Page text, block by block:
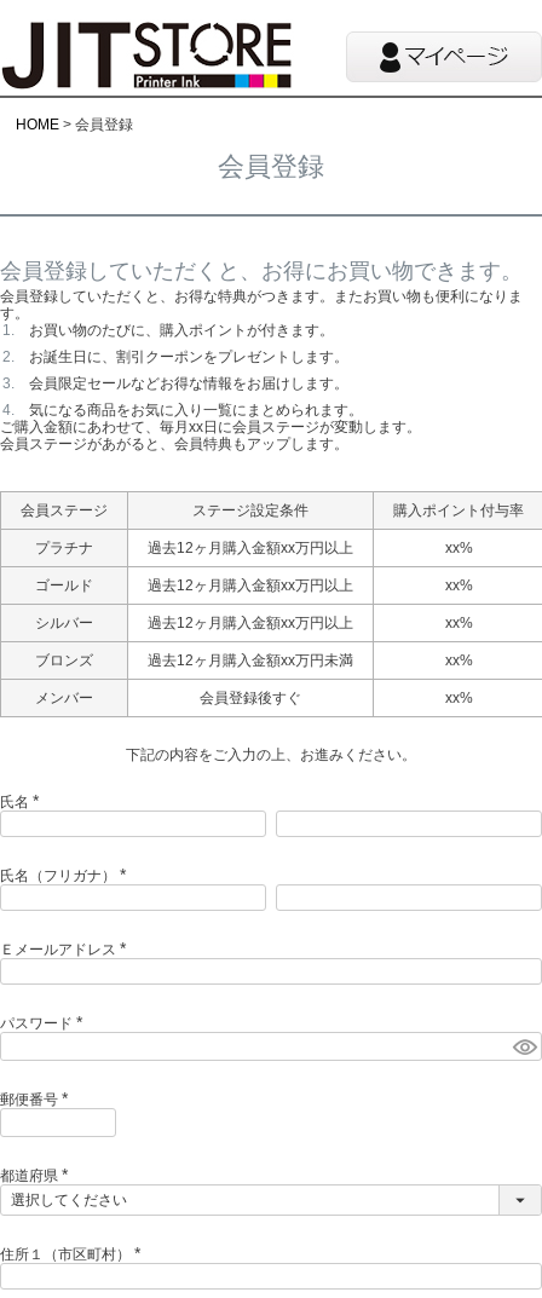
HOME 会員登録
会員登録
会員登録していただくと、お得にお買い物できます。
会員登録していただくと、お得な特典がつきます。またお買い物も便利になりま
す。
お買い物のたびに、購入ポイントが付きます。
お誕生日に、割引クーポンをプレゼントします。
会員限定セールなどお得な情報をお届けします。
気になる商品をお気に入り一覧にまとめられます。
ご購入金額にあわせて、毎月xx日に会員ステージが変動します。
会員ステージがあがると、会員特典もアップします。
会員ステージ ステージ設定条件 購入ポイント付与率
プラチナ 過去12ヶ月購入金額xx万円以上 xx%
ゴールド 過去12ヶ月購入金額xx万円以上 xx%
シルバー 過去12ヶ月購入金額xx万円以上 xx%
ブロンズ 過去12ヶ月購入金額xx万円未満 xx%
メンバー 会員登録後すぐ xx%
下記の内容をご入力の上、お進みください。
氏名
必
氏名（フリガナ）
必
)
Ｅメールアドレス
必
パスワード
必
郵便番号
必
)
都道府県
(
必
住所１（市区町村）
必